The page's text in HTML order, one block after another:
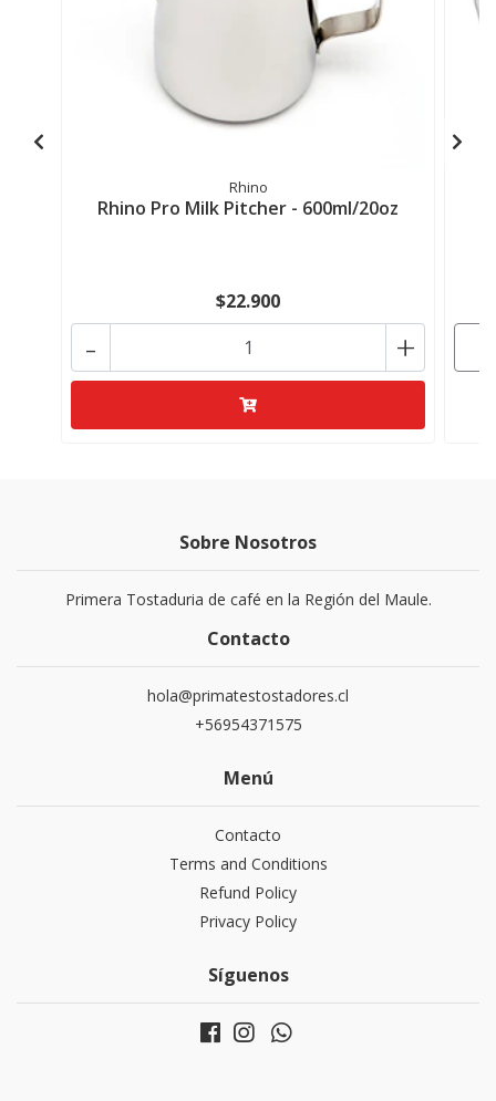
Rhino
Rhino Pro Milk Pitcher - 600ml/20oz
$22.900
+
-
Sobre Nosotros
Primera Tostaduria de café en la Región del Maule.
Contacto
hola@primatestostadores.cl
+56954371575
Menú
Contacto
Terms and Conditions
Refund Policy
Privacy Policy
Síguenos